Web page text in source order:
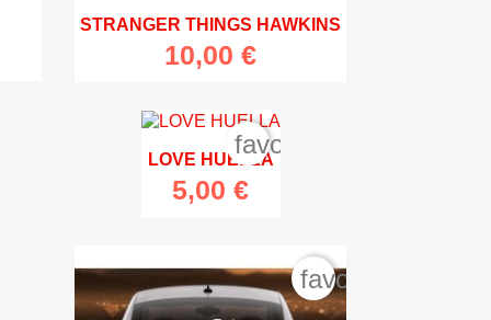
STRANGER THINGS HAWKINS
10,00 €
LOVE HUELLA
5,00 €
favorite_border
favorite_border